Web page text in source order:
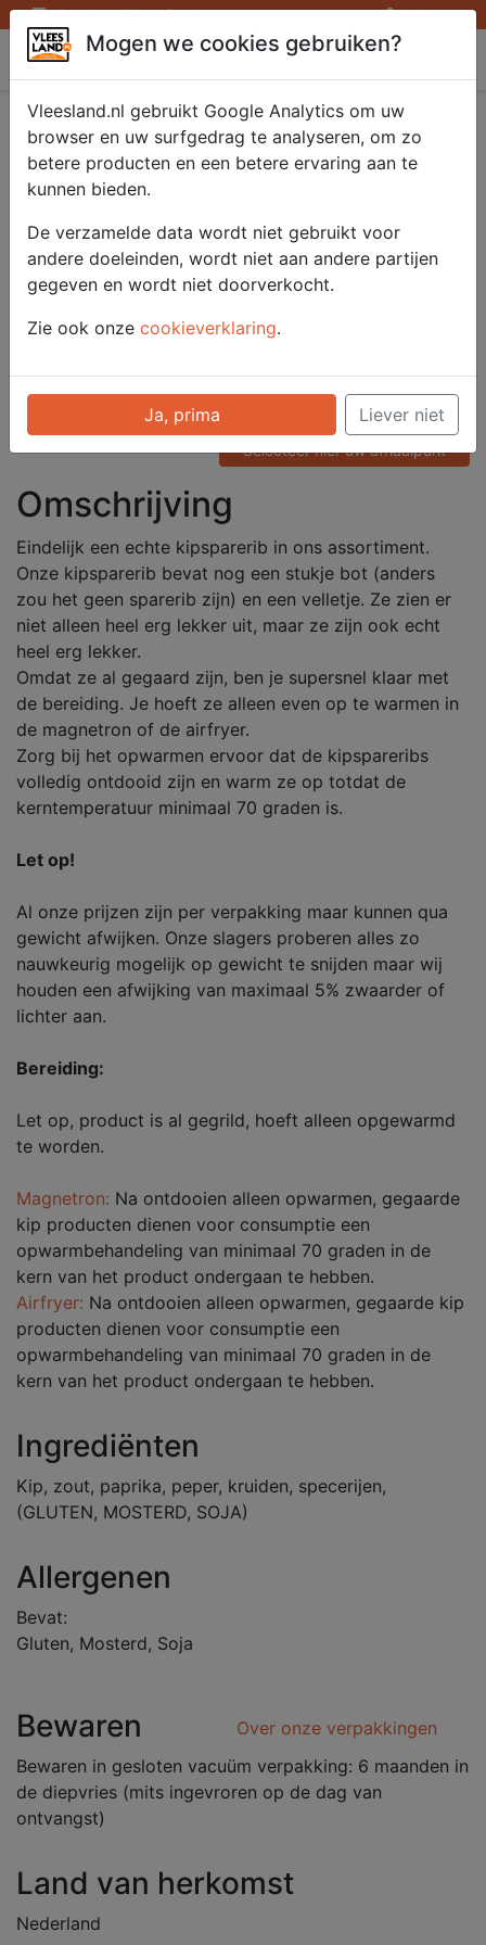
Openingstijden afhaalpunten Inloggen
Vleesland
Kip spareribs gegrild
per 3 stuks.
Artikelnummer
51307
Categorie
Voor onze prijzen moet u
ingelogd zijn.
Selecteer hier uw afhaalpunt
Omschrijving
Eindelijk een echte kipsparerib in ons assortiment.
Onze kipsparerib bevat nog een stukje bot (anders
zou het geen sparerib zijn) en een velletje. Ze zien er
niet alleen heel erg lekker uit, maar ze zijn ook echt
heel erg lekker.
Omdat ze al gegaard zijn, ben je supersnel klaar met
de bereiding. Je hoeft ze alleen even op te warmen in
de magnetron of de airfryer.
Zorg bij het opwarmen ervoor dat de kipspareribs
volledig ontdooid zijn en warm ze op totdat de
kerntemperatuur minimaal 70 graden is.
Let op!
Al onze prijzen zijn per verpakking maar kunnen qua
gewicht afwijken. Onze slagers proberen alles zo
nauwkeurig mogelijk op gewicht te snijden maar wij
houden een afwijking van maximaal 5% zwaarder of
lichter aan.
Bereiding:
Let op, product is al gegrild, hoeft alleen opgewarmd
te worden.
Magnetron: Na ontdooien alleen opwarmen, gegaarde
kip producten dienen voor consumptie een
opwarmbehandeling van minimaal 70 graden in de
kern van het product ondergaan te hebben.
Airfryer: Na ontdooien alleen opwarmen, gegaarde kip
producten dienen voor consumptie een
opwarmbehandeling van minimaal 70 graden in de
kern van het product ondergaan te hebben.
Ingrediënten
Kip, zout, paprika, peper, kruiden, specerijen,
(GLUTEN, MOSTERD, SOJA)
Allergenen
Bevat:
Gluten, Mosterd, Soja
Bewaren
Over onze verpakkingen
Bewaren in gesloten vacuüm verpakking: 6 maanden in
de diepvries (mits ingevroren op de dag van
ontvangst)
Land van herkomst
Nederland
Mogen we cookies gebruiken?
Vleesland.nl gebruikt Google Analytics om uw
browser en uw surfgedrag te analyseren, om zo
betere producten en een betere ervaring aan te
kunnen bieden.
De verzamelde data wordt niet gebruikt voor
andere doeleinden, wordt niet aan andere partijen
gegeven en wordt niet doorverkocht.
Zie ook onze cookieverklaring.
Ja, prima Liever niet